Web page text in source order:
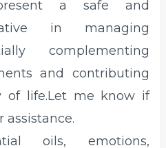
a safe and
in managing
complementing
and contributing
of life.Let me know if
assistance.
oils, emotions,